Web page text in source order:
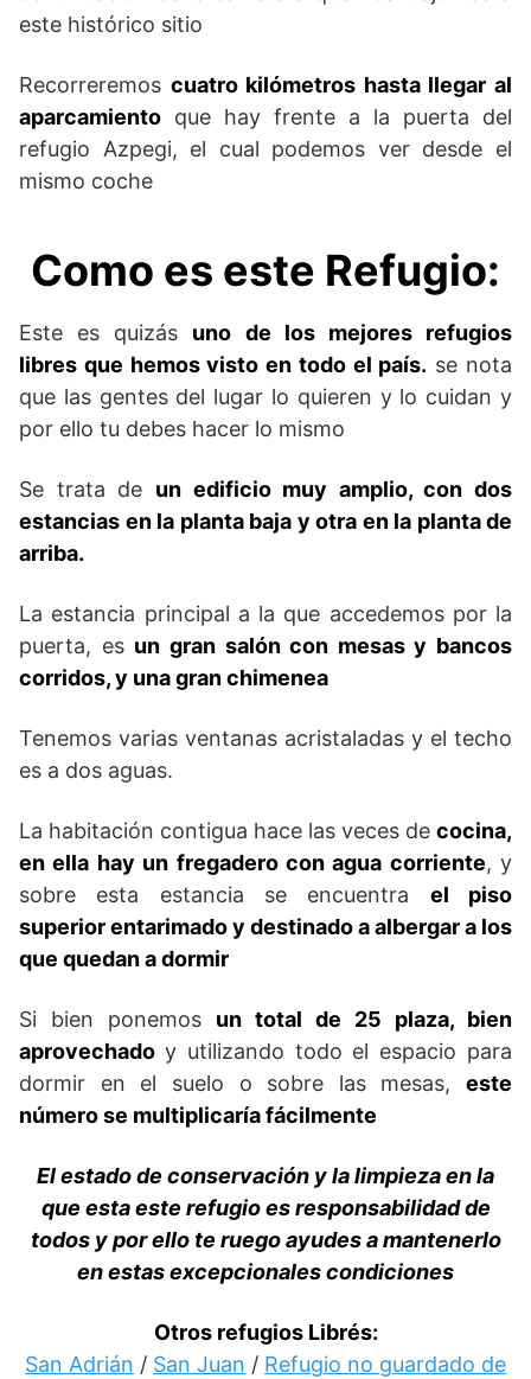
este histórico sitio
Recorreremos cuatro kilómetros hasta llegar al
aparcamiento que hay frente a la puerta del
refugio Azpegi, el cual podemos ver desde el
mismo coche
Como es este Refugio:
Este es quizás uno de los mejores refugios
libres que hemos visto en todo el país. se nota
que las gentes del lugar lo quieren y lo cuidan y
por ello tu debes hacer lo mismo
Se trata de un edificio muy amplio, con dos
estancias en la planta baja y otra en la planta de
arriba.
La estancia principal a la que accedemos por la
puerta, es un gran salón con mesas y bancos
corridos, y una gran chimenea
Tenemos varias ventanas acristaladas y el techo
es a dos aguas.
La habitación contigua hace las veces de cocina,
en ella hay un fregadero con agua corriente, y
sobre esta estancia se encuentra el piso
superior entarimado y destinado a albergar a los
que quedan a dormir
Si bien ponemos un total de 25 plaza, bien
aprovechado y utilizando todo el espacio para
dormir en el suelo o sobre las mesas, este
número se multiplicaría fácilmente
El estado de conservación y la limpieza en la
que esta este refugio es responsabilidad de
todos y por ello te ruego ayudes a mantenerlo
en estas excepcionales condiciones
Otros refugios Librés:
San Adrián / San Juan / Refugio no guardado de